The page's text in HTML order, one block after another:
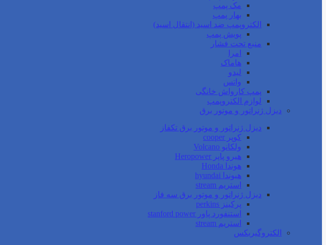
مک پمپ
بهار پمپ
الکتروپمپ ضد اسید (انتقال اسید)
پویش پمپ
منبع تحت فشار
امرا
هاماک
لیدو
واتس
پمپ کارواش خانگی
لوازم الکتروپمپ
دیزل ژنراتور و موتور برق
دیزل ژنراتور و موتور برق تکفاز
کوپر cooper
ولکانو Volcano
هیرو پاپر Heropower
هوندا Honda
هیوندا hyundai
استریم stream
دیزل ژنراتور و موتور برق سه فاز
پرکینز perkins
استنفورد پاور stanford power
استریم stream
الکتروگیربکس